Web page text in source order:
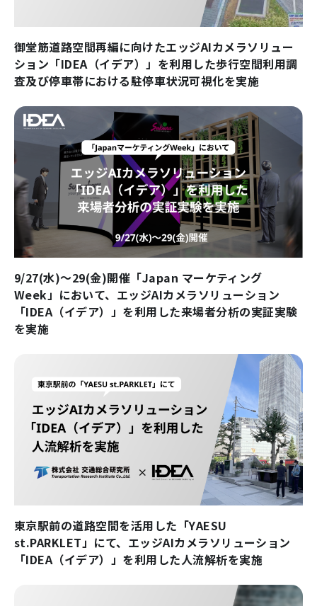
御堂筋道路空間再編に向けたエッジAIカメラソリュー
ション「IDEA（イデア）」を利用した歩行空間利用調
査及び停車帯における駐停車状況可視化を実施
9/27(水)～29(金)開催「Japan マーケティング
Week」において、エッジAIカメラソリューション
「IDEA（イデア）」を利用した来場者分析の実証実験
を実施
東京駅前の道路空間を活用した「YAESU
st.PARKLET」にて、エッジAIカメラソリューション
「IDEA（イデア）」を利用した人流解析を実施